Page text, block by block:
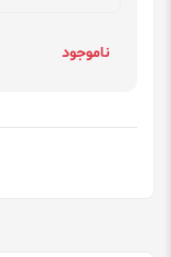
ناموجود